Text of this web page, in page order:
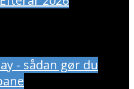
- sådan gør du